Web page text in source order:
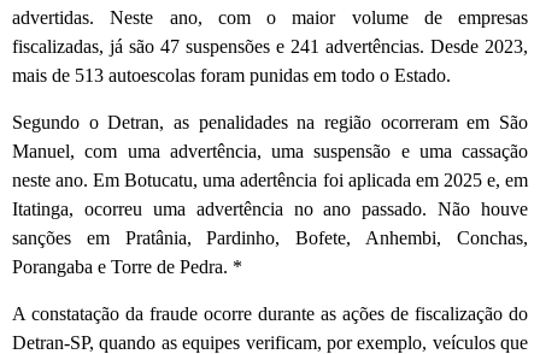
advertidas. Neste ano, com o maior volume de empresas
fiscalizadas, já são 47 suspensões e 241 advertências. Desde 2023,
mais de 513 autoescolas foram punidas em todo o Estado.
Segundo o Detran, as penalidades na região ocorreram em São
Manuel, com uma advertência, uma suspensão e uma cassação
neste ano. Em Botucatu, uma adertência foi aplicada em 2025 e, em
Itatinga, ocorreu uma advertência no ano passado. Não houve
sanções em Pratânia, Pardinho, Bofete, Anhembi, Conchas,
Porangaba e Torre de Pedra. *
A constatação da fraude ocorre durante as ações de fiscalização do
Detran-SP, quando as equipes verificam, por exemplo, veículos que